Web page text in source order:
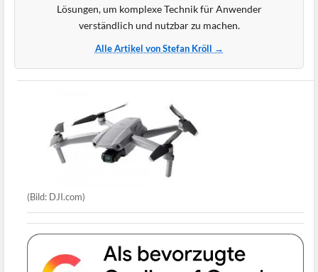
Lösungen, um komplexe Technik für Anwender
verständlich und nutzbar zu machen.
Alle Artikel von Stefan Kröll →
(Bild: DJI.com)